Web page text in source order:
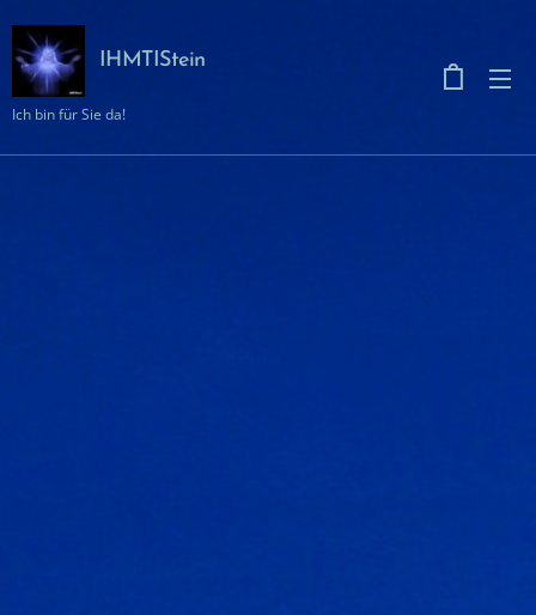
IHMTIStein
Ich bin für Sie da!